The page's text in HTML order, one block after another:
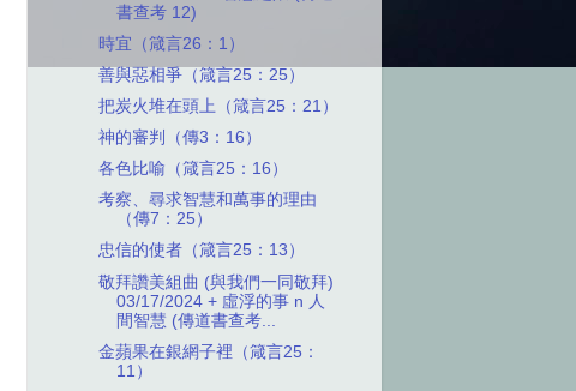
書查考 12)
時宜（箴言26：1）
善與惡相爭（箴言25：25）
把炭火堆在頭上（箴言25：21）
神的審判（傳3：16）
各色比喻（箴言25：16）
考察、尋求智慧和萬事的理由
（傳7：25）
忠信的使者（箴言25：13）
敬拜讚美組曲 (與我們一同敬拜)
03/17/2024 + 虛浮的事 n 人
間智慧 (傳道書查考...
金蘋果在銀網子裡（箴言25：
11）